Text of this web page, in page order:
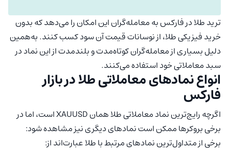
ترید طلا در فارکس به معامله‌گران این امکان را می‌دهد که بدون
خرید فیزیکی طلا، از نوسانات قیمت آن سود کسب کنند. به‌همین
دلیل بسیاری از معامله‌گران کوتاه‌مدت و بلندمدت از این نماد در
سبد معاملاتی خود استفاده می‌کنند.
انواع نمادهای معاملاتی طلا در بازار
فارکس
اگرچه رایج‌ترین نماد معاملاتی طلا همان XAUUSD است، اما در
برخی بروکرها ممکن است نمادهای دیگری نیز مشاهده شود:
برخی از متداول‌ترین نمادهای مرتبط با طلا عبارت‌اند از: